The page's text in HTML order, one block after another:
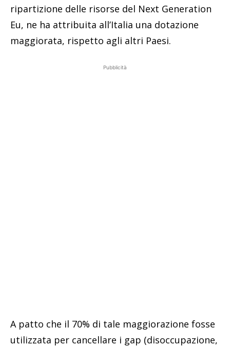
ripartizione delle risorse del Next Generation
Eu, ne ha attribuita all’Italia una dotazione
maggiorata, rispetto agli altri Paesi.
Pubblicità
A patto che il 70% di tale maggiorazione fosse
utilizzata per cancellare i gap (disoccupazione,